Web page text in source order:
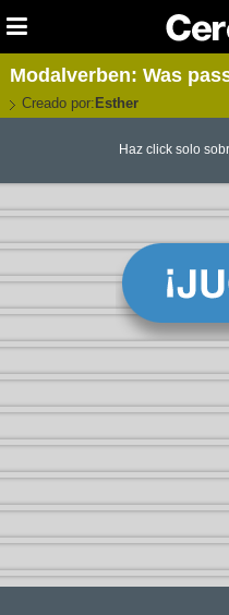
Modalverben: Was
Creado por: Esther
Haz click solo